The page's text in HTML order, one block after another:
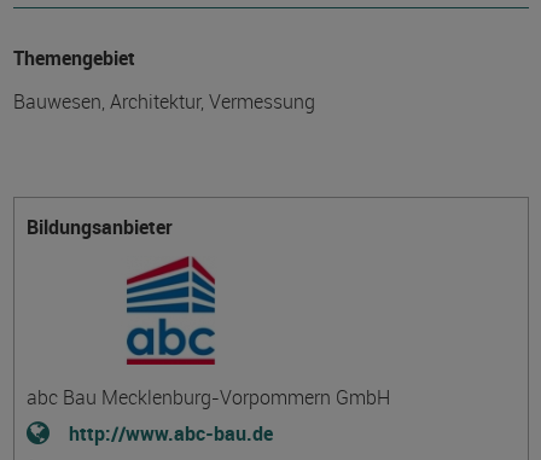
Themengebiet
Bauwesen, Architektur, Vermessung
Bildungsanbieter
abc Bau Mecklenburg-Vorpommern GmbH
http://www.abc-bau.de